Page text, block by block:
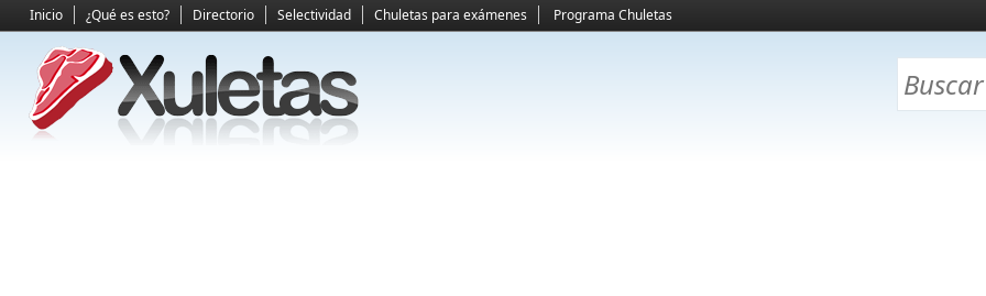
Inicio ¿Qué es esto? Directorio Selectividad Chuletas para exámenes Programa Chuletas